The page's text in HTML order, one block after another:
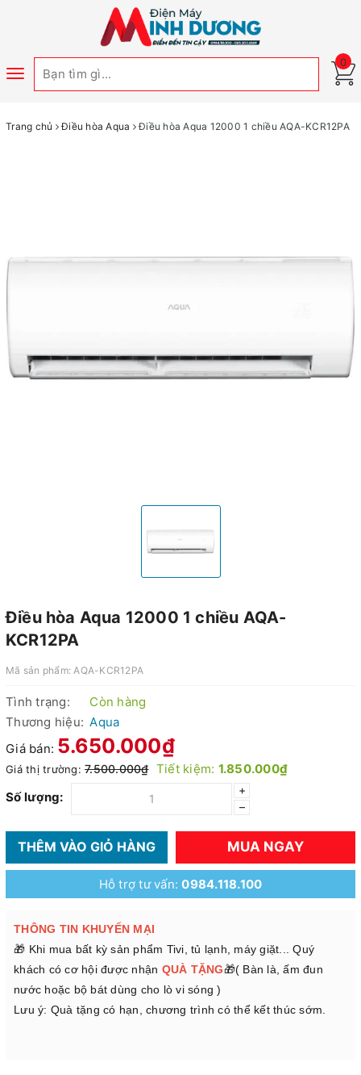
Toggle
0
Trang chủ Điều hòa Aqua Điều hòa Aqua 12000 1 chiều AQA-KCR12PA
Điều hòa Aqua 12000 1 chiều AQA-
KCR12PA
Mã sản phẩm: AQA-KCR12PA
Tình trạng:
Còn hàng
Thương hiệu: Aqua
Giá bán: 5.650.000₫
Giá thị trường: 7.500.000₫ Tiết kiệm: 1.850.000₫
Số lượng:
+
–
THÊM VÀO GIỎ HÀNG MUA NGAY
Hỗ trợ tư vấn:0984.118.100
THÔNG TIN KHUYẾN MẠI
🎁 Khi mua bất kỳ sản phẩm Tivi, tủ lạnh, máy giặt... Quý
khách có cơ hội được nhận QUÀ TẶNG🎁( Bàn là, ấm đun
nước hoặc bộ bát dùng cho lò vi sóng )
Lưu ý: Quà tặng có hạn, chương trình có thể kết thúc sớm.